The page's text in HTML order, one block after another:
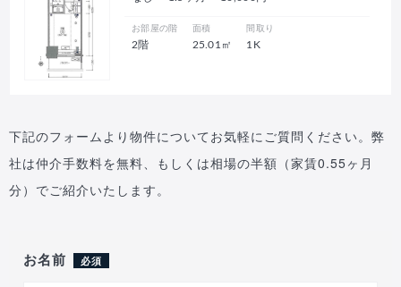
お部屋の階
2階
面積
25.01㎡
間取り
1K
下記のフォームより物件についてお気軽にご質問ください。弊
社は仲介手数料を無料、もしくは相場の半額（家賃0.55ヶ月
分）でご紹介いたします。
お名前 必須